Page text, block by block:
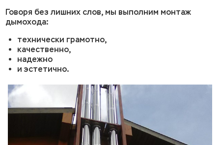
Говоря без лишних слов, мы выполним монтаж
дымохода:
технически грамотно,
качественно,
надежно
и эстетично.